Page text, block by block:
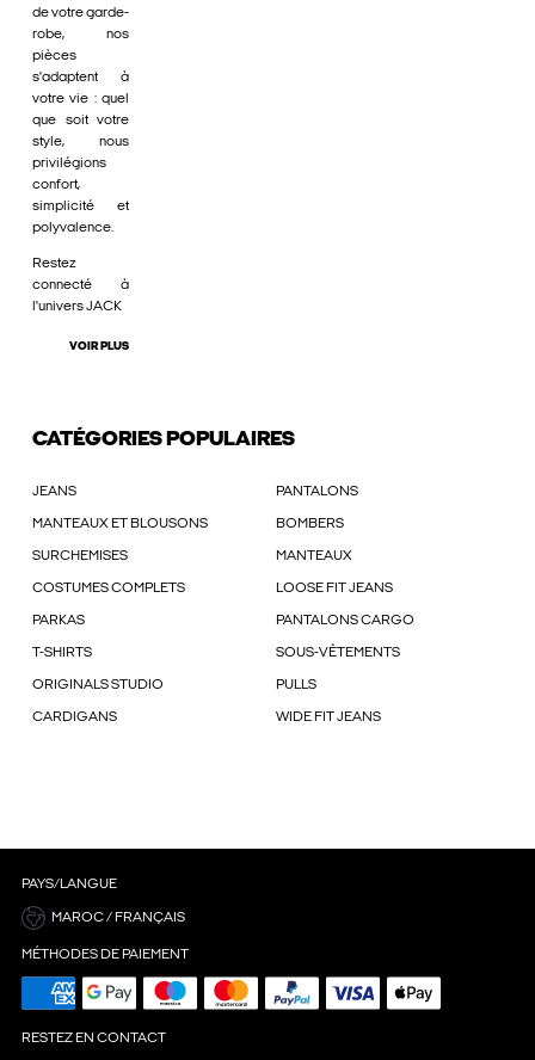
de votre garde-
robe, nos
pièces
s'adaptent à
votre vie : quel
que soit votre
style, nous
privilégions
confort,
simplicité et
polyvalence.
Restez
connecté à
l'univers JACK
VOIR PLUS
CATÉGORIES POPULAIRES
JEANS PANTALONS
MANTEAUX ET BLOUSONS BOMBERS
SURCHEMISES MANTEAUX
COSTUMES COMPLETS LOOSE FIT JEANS
PARKAS PANTALONS CARGO
T-SHIRTS SOUS-VÊTEMENTS
ORIGINALS STUDIO PULLS
CARDIGANS WIDE FIT JEANS
PAYS/LANGUE
MAROC / FRANÇAIS
MÉTHODES DE PAIEMENT
RESTEZ EN CONTACT